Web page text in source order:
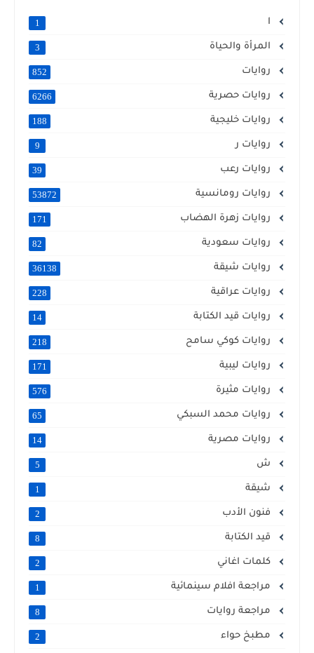
ا 1
المرأة والحياة 3
روايات 852
روايات حصرية 6266
روايات خليجية 188
روايات ر 9
روايات رعب 39
روايات رومانسية 53872
روايات زهرة الهضاب 171
روايات سعودية 82
روايات شيقة 36138
روايات عراقية 228
روايات قيد الكتابة 14
روايات كوكي سامح 218
روايات ليبية 171
روايات مثيرة 576
روايات محمد السبكي 65
روايات مصرية 14
ش 5
شيقة 1
فنون الأدب 2
قيد الكتابة 8
كلمات اغاني 2
مراجعة افلام سينمائية 1
مراجعة روايات 8
مطبخ حواء 2